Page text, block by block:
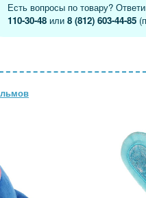
Есть вопросы по товару?
110-30-48 или8 (812) 603-44-85